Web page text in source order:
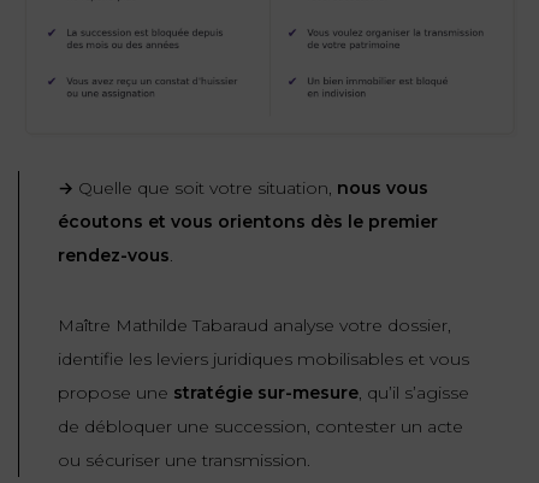
→ Quelle que soit votre situation, nous vous
écoutons et vous orientons dès le premier
rendez-vous.
Maître Mathilde Tabaraud analyse votre dossier,
identifie les leviers juridiques mobilisables et vous
propose une stratégie sur-mesure, qu’il s’agisse
de débloquer une succession, contester un acte
ou sécuriser une transmission.